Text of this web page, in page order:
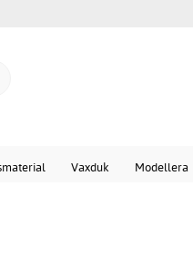
Vaxduk Modellera